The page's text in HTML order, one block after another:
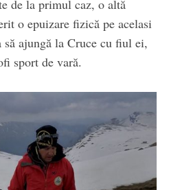
de la primul caz, o altă
o epuizare fizică pe acelasi
să ajungă la Cruce cu fiul ei,
sport de vară.